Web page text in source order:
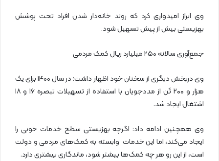
وی ابراز امیدواری کرد که روند خانه‌دار شدن افراد تحت پوشش
بهزیستی بیش از پیش تسهیل شود.
جمع‌آوری سالانه ۲۵۰ میلیارد ریال کمک‌ مردمی
وی دربخش دیگری از سخنان خود اظهار داشت:‌ در سال ۱۴۰۰ برای یک
هزار و ۲۰۰ تَن از مددجویان با استفاده از تسهیلات تبصره ۱۶ و ۱۸
اشتغال ایجاد شد.
وی همچنین ادامه داد: اگرچه بهزیستی سطح خدمات خوبی را
ایجاد می‌کند، اما این خدمات وابسته به کمک‌های مردمی و دولت
است، از این رو هر چه کمک‌ها بیشتر شود، ماندگاری بیشتری دارد.